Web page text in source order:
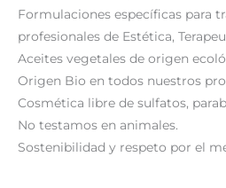
Formulaciones específicas para
profesionales de Estética,
Aceites vegetales de origen
Origen Bio en todos nuestros
Cosmética libre de sulfatos,
No testamos en animales.
Sostenibilidad y respeto por el